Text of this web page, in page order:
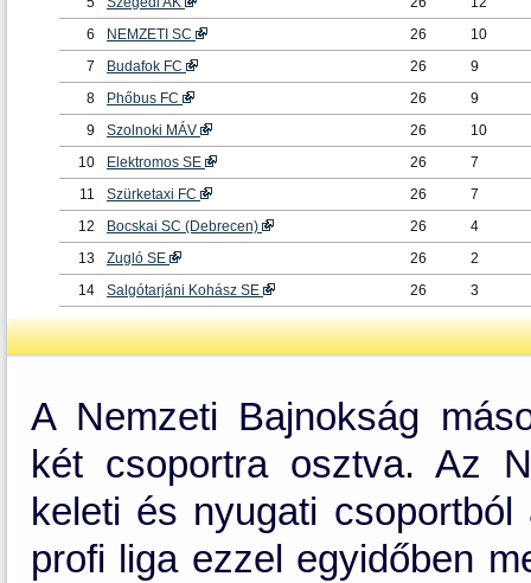
6
NEMZETI SC 26
10
7
Budafok FC 26
9
8
Phőbus FC 26
9
9
Szolnoki MÁV 26
10
10
Elektromos SE 26
7
11
Szürketaxi FC 26
7
12
Bocskai SC (Debrecen) 26
4
13
Zugló SE 26
2
14
Salgótarjáni Kohász SE 26 3
A Nemzeti Bajnokság
két csoportra osztva. Az
keleti és nyugati
profi liga ezzel egyidőben